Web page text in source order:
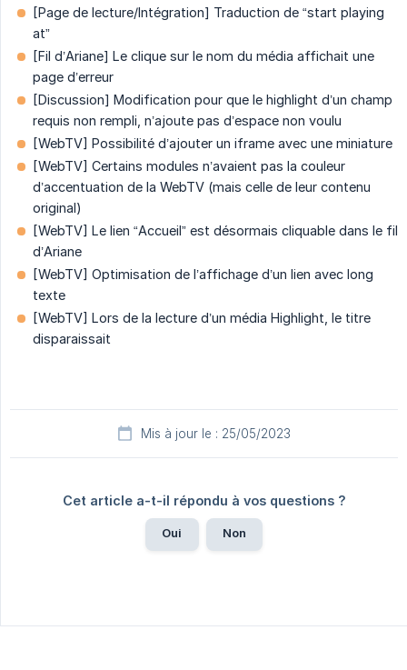
[Page de lecture/Intégration] Traduction de “start playing
at”
[Fil d’Ariane] Le clique sur le nom du média affichait une
page d’erreur
[Discussion] Modification pour que le highlight d’un champ
requis non rempli, n’ajoute pas d’espace non voulu
[WebTV] Possibilité d’ajouter un iframe avec une miniature
[WebTV] Certains modules n’avaient pas la couleur
d’accentuation de la WebTV (mais celle de leur contenu
original)
[WebTV] Le lien “Accueil” est désormais cliquable dans le fil
d’Ariane
[WebTV] Optimisation de l’affichage d’un lien avec long
texte
[WebTV] Lors de la lecture d’un média Highlight, le titre
disparaissait
Mis à jour le : 25/05/2023
Cet article a-t-il répondu à vos questions ?
Oui Non